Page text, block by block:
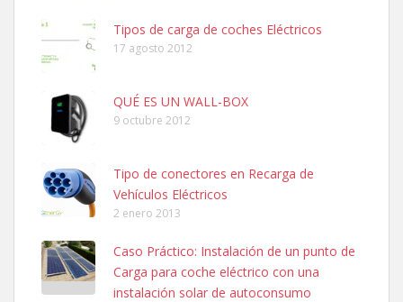
Tipos de carga de coches Eléctricos
17 agosto 2012
QUÉ ES UN WALL-BOX
9 octubre 2012
Tipo de conectores en Recarga de
Vehículos Eléctricos
2 enero 2013
Caso Práctico: Instalación de un punto de
Carga para coche eléctrico con una
instalación solar de autoconsumo